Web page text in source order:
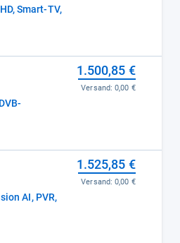
Smart-TV,
1.500,85 €
Versand:0,00 €
AI, PVR,
1.525,85 €
Versand:0,00 €